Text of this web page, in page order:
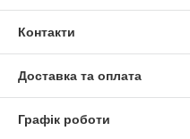
Контакти
Доставка та оплата
Графік роботи